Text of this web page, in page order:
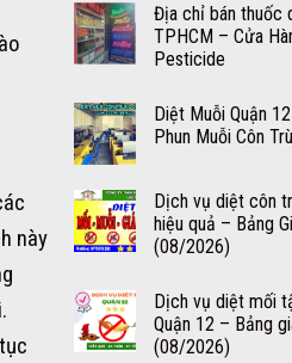
này
Địa chỉ bán thuốc
TPHCM – Cửa
Pesticide
Diệt Muỗi Quận
Phun Muỗi Côn
Dịch vụ diệt côn
hiệu quả – Bảng
(08/2026)
Dịch vụ diệt mối
Quận 12 – Bảng
(08/2026)